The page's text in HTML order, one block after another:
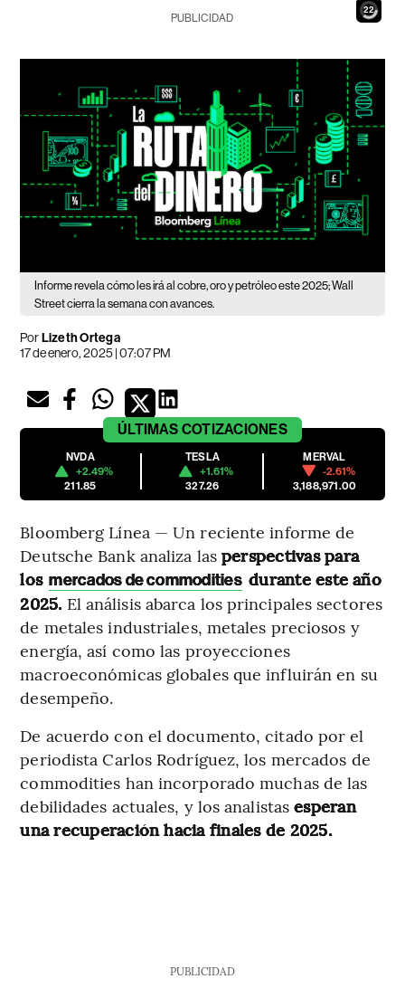
20
PUBLICIDAD
Informe revela cómo les irá al cobre, oro y petróleo este 2025; Wall
Street cierra la semana con avances.
PorLizeth Ortega
17 de enero, 2025 | 07:07 PM
ÚLTIMAS COTIZACIONES
NVDA
+2.49%
211.85
TESLA
+1.61%
327.26
MERVAL
-2.61%
3,188,971.00
Bloomberg Línea — Un reciente informe de
Deutsche Bank analiza las perspectivas para
los mercados de commodities durante este año
2025. El análisis abarca los principales sectores
de metales industriales, metales preciosos y
energía, así como las proyecciones
macroeconómicas globales que influirán en su
desempeño.
De acuerdo con el documento, citado por el
periodista Carlos Rodríguez, los mercados de
commodities han incorporado muchas de las
debilidades actuales, y los analistasesperan
una recuperación hacia finales de 2025.
PUBLICIDAD